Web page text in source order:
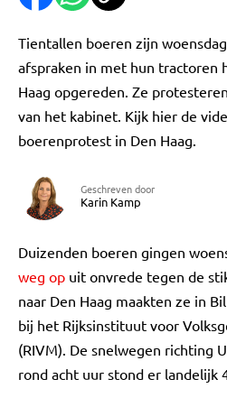
Tientallen boeren zijn
afspraken in met hun tractoren
Haag opgereden. Ze
van het kabinet. Kijk hier de
boerenprotest in Den Haag.
Geschreven door
Karin Kamp
Duizenden boeren gingen
weg op uit onvrede tegen de
naar Den Haag maakten ze in
bij het Rijksinstituut voor
(RIVM). De snelwegen richting
rond acht uur stond er landelijk